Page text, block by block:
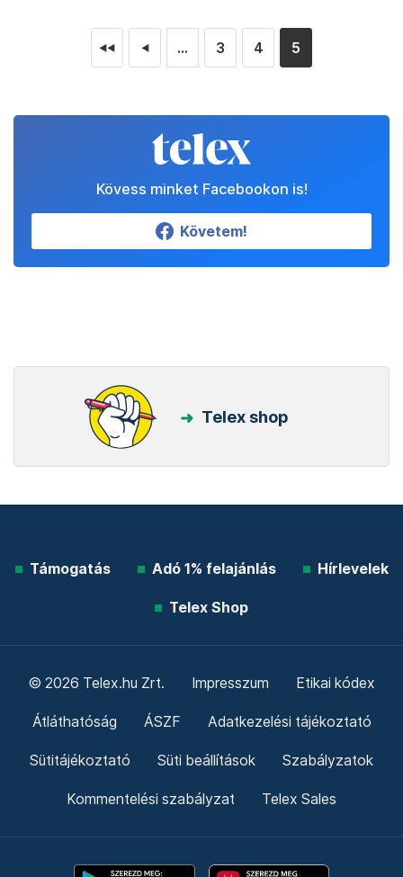
◄◄ ◄ ... 3 4 5
Kövess minket Facebookon is!
Követem!
Telex shop
Támogatás Adó 1% felajánlás Hírlevelek
Telex Shop
© 2026 Telex.hu Zrt. Impresszum Etikai kódex
Átláthatóság ÁSZF Adatkezelési tájékoztató
Sütitájékoztató Süti beállítások Szabályzatok
Kommentelési szabályzat Telex Sales